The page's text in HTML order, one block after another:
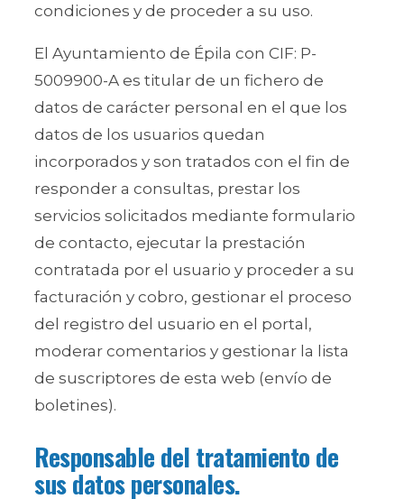
condiciones y de proceder a su uso.
El Ayuntamiento de Épila con CIF: P-
5009900-A es titular de un fichero de
datos de carácter personal en el que los
datos de los usuarios quedan
incorporados y son tratados con el fin de
responder a consultas, prestar los
servicios solicitados mediante formulario
de contacto, ejecutar la prestación
contratada por el usuario y proceder a su
facturación y cobro, gestionar el proceso
del registro del usuario en el portal,
moderar comentarios y gestionar la lista
de suscriptores de esta web (envío de
boletines).
Responsable del tratamiento de
sus datos personales.